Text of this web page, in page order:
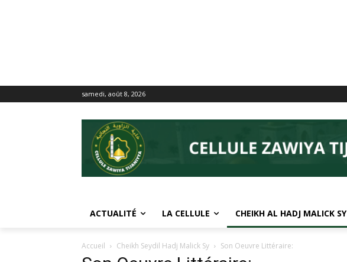
samedi, août 8, 2026
ACTUALITÉ LA CELLULE CHEIKH AL HADJ MALICK SY
Accueil Cheikh Seydil Hadj Malick Sy Son Oeuvre Littéraire: